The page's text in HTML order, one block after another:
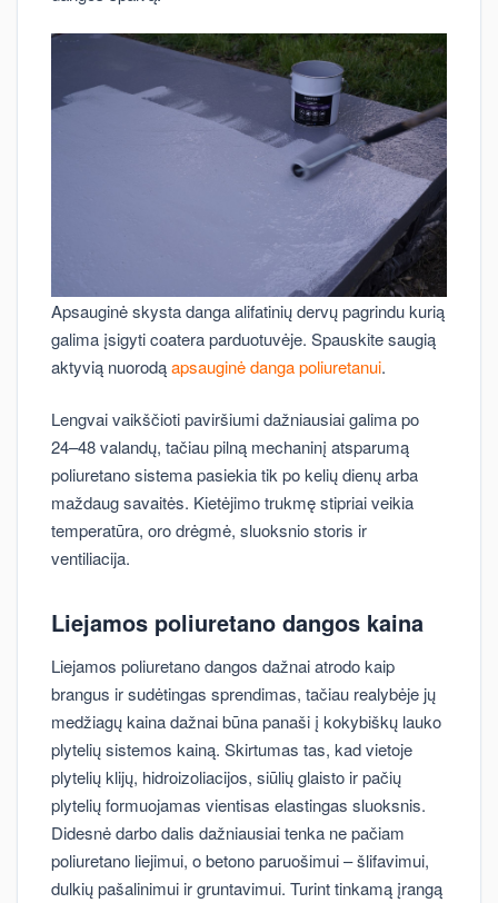
Apsauginė skysta danga alifatinių dervų pagrindu kurią
galima įsigyti coatera parduotuvėje. Spauskite saugią
aktyvią nuorodąapsauginė danga poliuretanui.
Lengvai vaikščioti paviršiumi dažniausiai galima po
24–48 valandų, tačiau pilną mechaninį atsparumą
poliuretano sistema pasiekia tik po kelių dienų arba
maždaug savaitės. Kietėjimo trukmę stipriai veikia
temperatūra, oro drėgmė, sluoksnio storis ir
ventiliacija.
Liejamos poliuretano dangos kaina
Liejamos poliuretano dangos dažnai atrodo kaip
brangus ir sudėtingas sprendimas, tačiau realybėje jų
medžiagų kaina dažnai būna panaši į kokybiškų lauko
plytelių sistemos kainą. Skirtumas tas, kad vietoje
plytelių klijų, hidroizoliacijos, siūlių glaisto ir pačių
plytelių formuojamas vientisas elastingas sluoksnis.
Didesnė darbo dalis dažniausiai tenka ne pačiam
poliuretano liejimui, o betono paruošimui – šlifavimui,
dulkių pašalinimui ir gruntavimui. Turint tinkamą įrangą